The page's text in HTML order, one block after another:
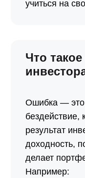
учиться на
Что
Ошибка — это
бездействие,
результат
доходность,
делает
Например: